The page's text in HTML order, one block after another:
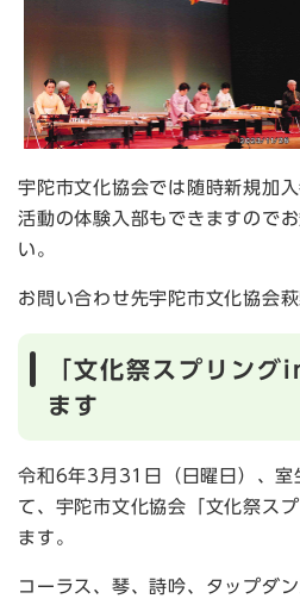
宇陀市文化協会では随時新規加
活動の体験入部もできますので
い。
お問い合わせ先宇陀市文化協
「文化祭スプリング
ます
令和6年3月31日（日曜日）、室
て、宇陀市文化協会「文化祭ス
ます。
コーラス、琴、詩吟、タップダ